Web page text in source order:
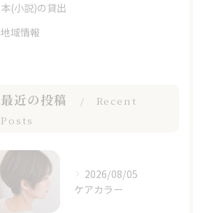
本(小説)の貸出
地域情報
最近の投稿
Recent
Posts
2026/08/05
ケアカラー